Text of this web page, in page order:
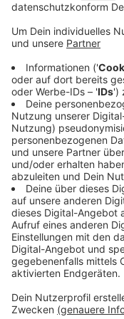
Jeden Tag fahren
die Polizei hofft,
letzte Woche einen
dieser Mann stand
Jahnstraße und hat
fürchten: er hat
geworfen. Einen
zum Glück auch
bekannt, dass der
groß war.
Fahrrad bei sich
Mountainbike.
Anzeige